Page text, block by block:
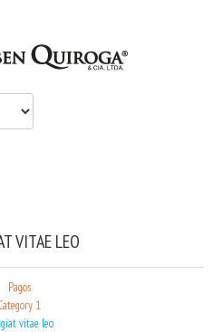
VITAE LEO
Pagos
1
vitae leo